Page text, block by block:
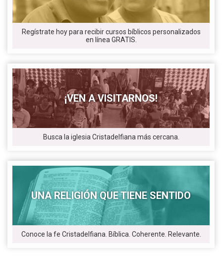
Regístrate hoy para recibir cursos bíblicos personalizados
en línea GRATIS.
¡VEN A VISITARNOS!
Busca la iglesia Cristadelfiana más cercana.
UNA RELIGIÓN QUE TIENE SENTIDO
Conoce la fe Cristadelfiana. Bíblica. Coherente. Relevante.